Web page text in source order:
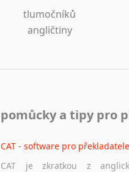
tlumočníků
angličtiny
pomůcky a tipy pro
CAT - software pro překladatele
CAT je zkratkou z